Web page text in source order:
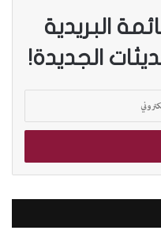
البريدية
الجديدة!